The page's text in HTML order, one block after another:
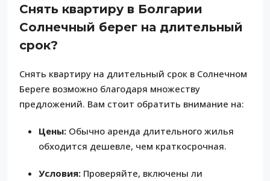
Снять квартиру в Болгарии
Солнечный берег на длительный
срок?
Снять квартиру на длительный срок в Солнечном
Береге возможно благодаря множеству
предложений. Вам стоит обратить внимание на:
Цены: Обычно аренда длительного жилья
обходится дешевле, чем краткосрочная.
Условия: Проверяйте, включены ли